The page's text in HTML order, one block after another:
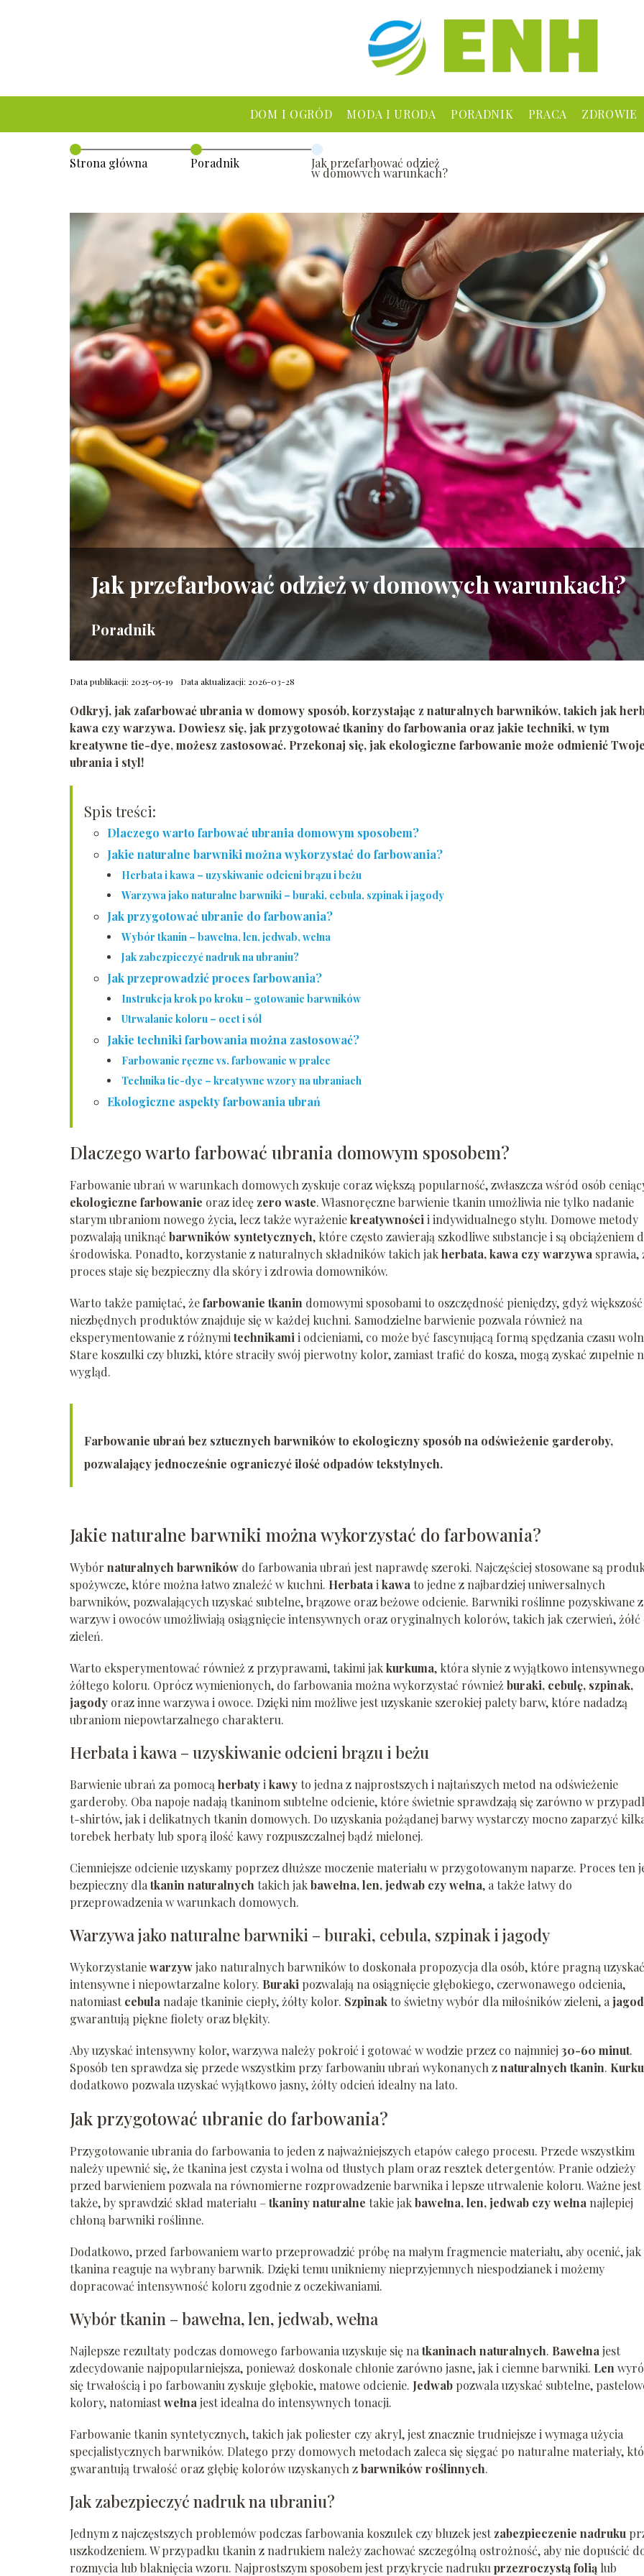
DOM I OGRÓD MODA I URODA PORADNIK PRACA ZDROWIE
Strona główna Poradnik Jak przefarbować odzież
w domowych warunkach?
Jak przefarbować odzież w domowych warunkach?
Poradnik
Data publikacji: 2025-05-19 Data aktualizacji: 2026-03-28
Odkryj, jak zafarbować ubrania w domowy sposób, korzystając z naturalnych barwników, takich jak
kawa czy warzywa. Dowiesz się, jak przygotować tkaniny do farbowania oraz jakie techniki, w tym
kreatywne tie-dye, możesz zastosować. Przekonaj się, jak ekologiczne farbowanie może odmienić Twoje
ubrania i styl!
Spis treści:
Dlaczego warto farbować ubrania domowym sposobem?
Jakie naturalne barwniki można wykorzystać do farbowania?
Herbata i kawa – uzyskiwanie odcieni brązu i beżu
Warzywa jako naturalne barwniki – buraki, cebula, szpinak i jagody
Jak przygotować ubranie do farbowania?
Wybór tkanin – bawełna, len, jedwab, wełna
Jak zabezpieczyć nadruk na ubraniu?
Jak przeprowadzić proces farbowania?
Instrukcja krok po kroku – gotowanie barwników
Utrwalanie koloru – ocet i sól
Jakie techniki farbowania można zastosować?
Farbowanie ręczne vs. farbowanie w pralce
Technika tie-dye – kreatywne wzory na ubraniach
Ekologiczne aspekty farbowania ubrań
Dlaczego warto farbować ubrania domowym sposobem?
Farbowanie ubrań w warunkach domowych zyskuje coraz większą popularność, zwłaszcza wśród osób
ekologiczne farbowanie oraz ideę zero waste. Własnoręczne barwienie tkanin umożliwia nie tylko nadanie
starym ubraniom nowego życia, lecz także wyrażeniekreatywności i indywidualnego stylu. Domowe metody
pozwalają uniknąć barwników syntetycznych, które często zawierają szkodliwe substancje i są obciążeniem
środowiska. Ponadto, korzystanie z naturalnych składników takich jakherbata, kawa czy warzywa sprawia,
proces staje się bezpieczny dla skóry i zdrowia domowników.
Warto także pamiętać, żefarbowanie tkanin domowymi sposobami to oszczędność pieniędzy, gdyż większość
niezbędnych produktów znajduje się w każdej kuchni. Samodzielne barwienie pozwala również na
eksperymentowanie z różnymitechnikami i odcieniami, co może być fascynującą formą spędzania czasu
Stare koszulki czy bluzki, które straciły swój pierwotny kolor, zamiast trafić do kosza, mogą zyskać zupełnie
wygląd.
Farbowanie ubrań bez sztucznych barwników to ekologiczny sposób na odświeżenie garderoby,
pozwalający jednocześnie ograniczyć ilość odpadów tekstylnych.
Jakie naturalne barwniki można wykorzystać do farbowania?
Wybór naturalnych barwników do farbowania ubrań jest naprawdę szeroki. Najczęściej stosowane są
spożywcze, które można łatwo znaleźć w kuchni. Herbata i kawa to jedne z najbardziej uniwersalnych
barwników, pozwalających uzyskać subtelne, brązowe oraz beżowe odcienie. Barwniki roślinne pozyskiwane z
warzyw i owoców umożliwiają osiągnięcie intensywnych oraz oryginalnych kolorów, takich jak czerwień, żółć
zieleń.
Warto eksperymentować również z przyprawami, takimi jakkurkuma, która słynie z wyjątkowo
żółtego koloru. Oprócz wymienionych, do farbowania można wykorzystać również buraki, cebulę, szpinak,
jagody oraz inne warzywa i owoce. Dzięki nim możliwe jest uzyskanie szerokiej palety barw, które nadadzą
ubraniom niepowtarzalnego charakteru.
Herbata i kawa – uzyskiwanie odcieni brązu i beżu
Barwienie ubrań za pomocą herbatyi kawyto jedna z najprostszych i najtańszych metod na odświeżenie
garderoby. Oba napoje nadają tkaninom subtelne odcienie, które świetnie sprawdzają się zarówno w
t-shirtów, jak i delikatnych tkanin domowych. Do uzyskania pożądanej barwy wystarczy mocno zaparzyć
torebek herbaty lub sporą ilość kawy rozpuszczalnej bądź mielonej.
Ciemniejsze odcienie uzyskamy poprzez dłuższe moczenie materiału w przygotowanym naparze. Proces ten
bezpieczny dlatkanin naturalnych takich jakbawełna, len, jedwab czy wełna, a także łatwy do
przeprowadzenia w warunkach domowych.
Warzywa jako naturalne barwniki – buraki, cebula, szpinak i jagody
Wykorzystaniewarzywjako naturalnych barwników to doskonała propozycja dla osób, które pragną uzyskać
intensywne i niepowtarzalne kolory. Buraki pozwalają na osiągnięcie głębokiego, czerwonawego odcienia,
natomiast cebula nadaje tkaninie ciepły, żółty kolor. Szpinakto świetny wybór dla miłośników zieleni, a
gwarantują piękne fiolety oraz błękity.
Aby uzyskać intensywny kolor, warzywa należy pokroić i gotować w wodzie przez co najmniej 30-60 minut.
Sposób ten sprawdza się przede wszystkim przy farbowaniu ubrań wykonanych znaturalnych tkanin.
dodatkowo pozwala uzyskać wyjątkowo jasny, żółty odcień idealny na lato.
Jak przygotować ubranie do farbowania?
Przygotowanie ubrania do farbowania to jeden z najważniejszych etapów całego procesu. Przede wszystkim
należy upewnić się, że tkanina jest czysta i wolna od tłustych plam oraz resztek detergentów. Pranie odzieży
przed barwieniem pozwala na równomierne rozprowadzenie barwnika i lepsze utrwalenie koloru. Ważne jest
także, by sprawdzić skład materiału –tkaniny naturalne takie jakbawełna, len, jedwab czy wełna najlepiej
chłoną barwniki roślinne.
Dodatkowo, przed farbowaniem warto przeprowadzić próbę na małym fragmencie materiału, aby ocenić, jak
tkanina reaguje na wybrany barwnik. Dzięki temu unikniemy nieprzyjemnych niespodzianek i możemy
dopracować intensywność koloru zgodnie z oczekiwaniami.
Wybór tkanin – bawełna, len, jedwab, wełna
Najlepsze rezultaty podczas domowego farbowania uzyskuje się natkaninach naturalnych. Bawełna jest
zdecydowanie najpopularniejsza, ponieważ doskonale chłonie zarówno jasne, jak i ciemne barwniki. Len
się trwałością i po farbowaniu zyskuje głębokie, matowe odcienie. Jedwab pozwala uzyskać subtelne,
kolory, natomiastwełna jest idealna do intensywnych tonacji.
Farbowanie tkanin syntetycznych, takich jak poliester czy akryl, jest znacznie trudniejsze i wymaga użycia
specjalistycznych barwników. Dlatego przy domowych metodach zaleca się sięgać po naturalne materiały,
gwarantują trwałość oraz głębię kolorów uzyskanych zbarwników roślinnych.
Jak zabezpieczyć nadruk na ubraniu?
Jednym z najczęstszych problemów podczas farbowania koszulek czy bluzek jest zabezpieczenie nadruku
uszkodzeniem. W przypadku tkanin z nadrukiem należy zachować szczególną ostrożność, aby nie dopuścić
rozmycia lub blaknięcia wzoru. Najprostszym sposobem jest przykrycie nadruku przezroczystą folią lub